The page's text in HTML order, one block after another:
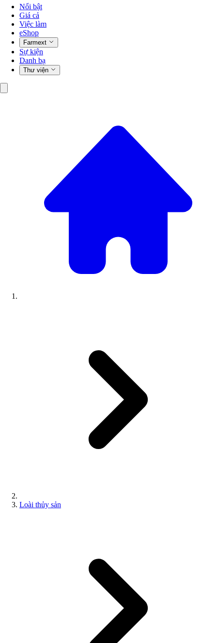
Nổi bật
Giá cả
Việc làm
eShop
Farmext
Sự kiện
Danh bạ
Thư viện
Loài thủy sản